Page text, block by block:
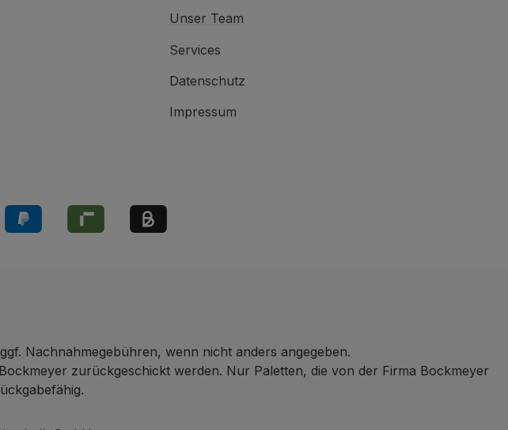
Unser Team
Services
Datenschutz
Impressum
Nachnahmegebühren, wenn nicht anders angegeben.
zurückgeschickt werden. Nur Paletten, die von der Firma Bockmeyer